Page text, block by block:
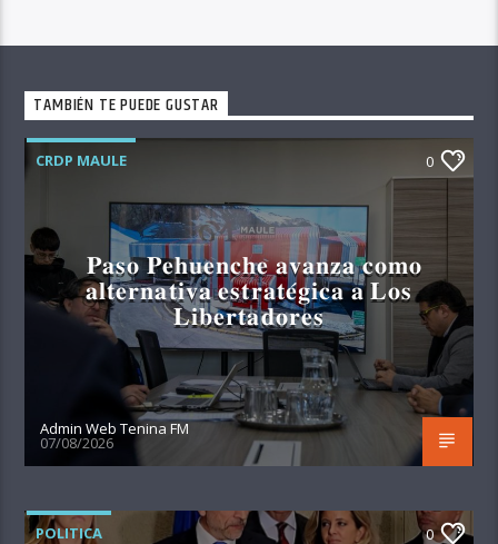
TAMBIÉN TE PUEDE GUSTAR
CRDP MAULE 0
𝐏𝐚𝐬𝐨 𝐏𝐞𝐡𝐮𝐞𝐧𝐜𝐡𝐞 𝐚𝐯𝐚𝐧𝐳𝐚 𝐜𝐨𝐦𝐨
𝐚𝐥𝐭𝐞𝐫𝐧𝐚𝐭𝐢𝐯𝐚 𝐞𝐬𝐭𝐫𝐚𝐭𝐞́𝐠𝐢𝐜𝐚 𝐚 𝐋𝐨𝐬
𝐋𝐢𝐛𝐞𝐫𝐭𝐚𝐝𝐨𝐫𝐞𝐬
Admin Web Tenina FM
07/08/2026
POLITICA 0